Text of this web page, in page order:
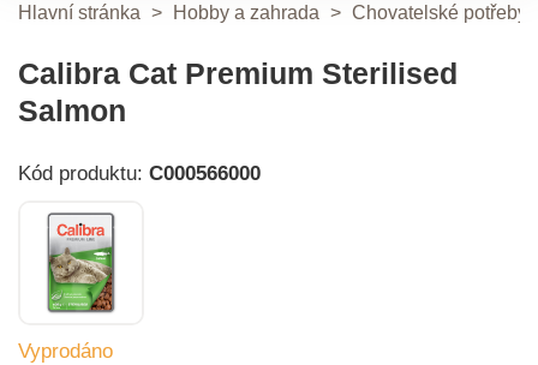
Hlavní stránka > Hobby a zahrada > Chovatelské potřeby
Calibra Cat Premium Sterilised
Salmon
Kód produktu: C000566000
Vyprodáno